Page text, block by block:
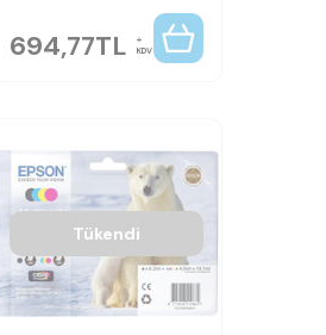
694,77TL KDV
Tükendi